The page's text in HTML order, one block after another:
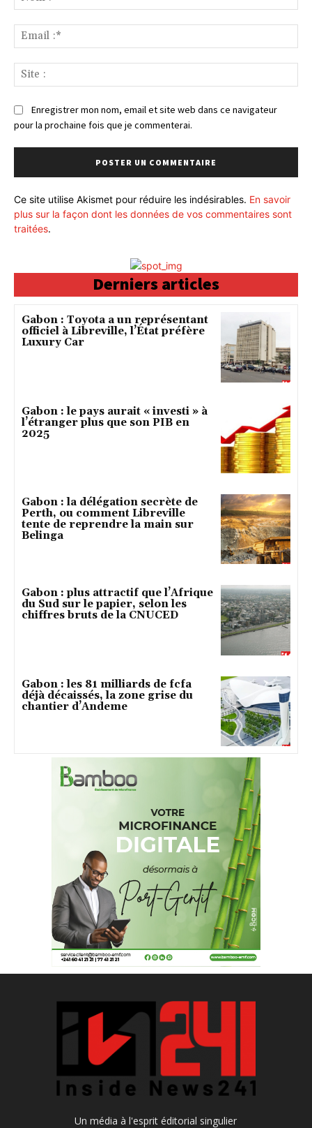
:*
:*
:
Enregistrer mon nom, email et site web dans ce navigateur
pour la prochaine fois que je commenterai.
Ce site utilise Akismet pour réduire les indésirables. En savoir
plus sur la façon dont les données de vos commentaires sont
traitées.
Derniers articles
Gabon : Toyota a un représentant
officiel à Libreville, l’État préfère
Luxury Car
Gabon : le pays aurait « investi » à
l’étranger plus que son PIB en
2025
Gabon : la délégation secrète de
Perth, ou comment Libreville
tente de reprendre la main sur
Belinga
Gabon : plus attractif que l’Afrique
du Sud sur le papier, selon les
chiffres bruts de la CNUCED
Gabon : les 81 milliards de fcfa
déjà décaissés, la zone grise du
chantier d’Andeme
Un média à l'esprit éditorial singulier